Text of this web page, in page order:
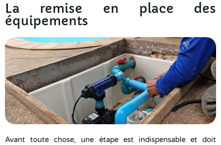
La remise en place des
équipements
Avant toute chose, une étape est indispensable et doit